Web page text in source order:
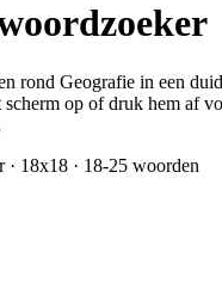
rond Geografie in een
op of druk hem af
18x18 · 18-25 woorden